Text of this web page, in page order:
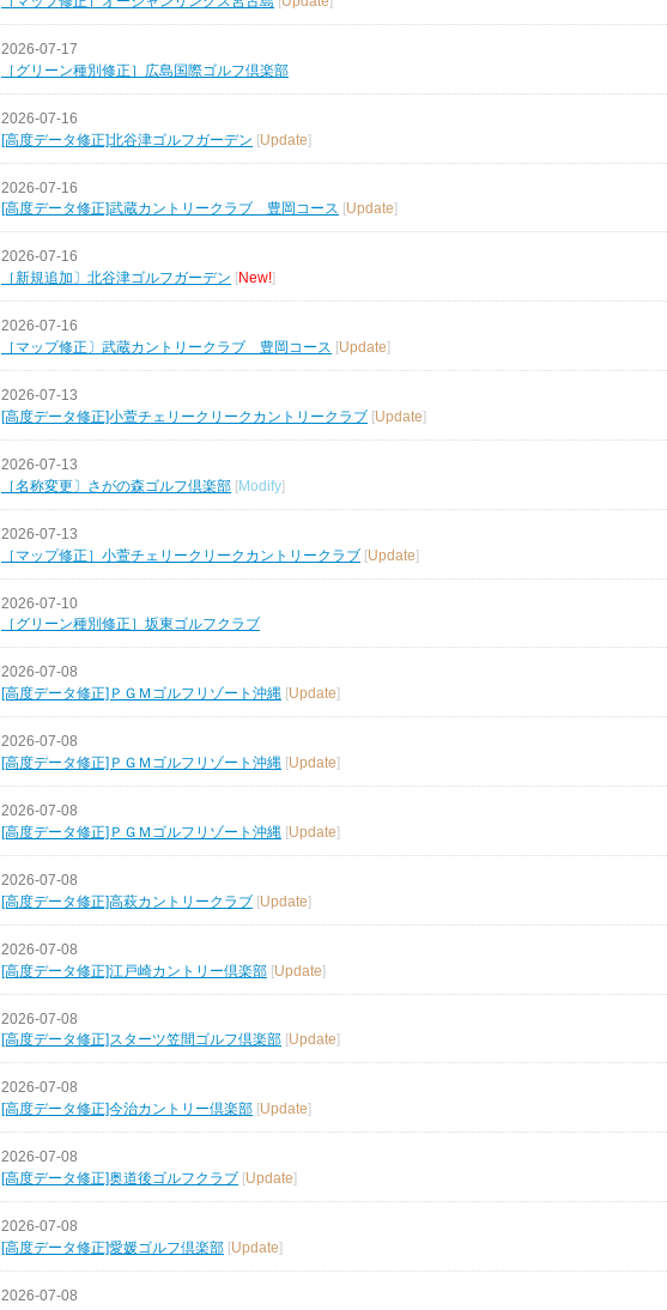
2026-07-17
［グリーン種別修正］広島国際ゴルフ倶楽部
2026-07-16
[高度データ修正]北谷津ゴルフガーデン [Update]
2026-07-16
[高度データ修正]武蔵カントリークラブ 豊岡コース [Update]
2026-07-16
［新規追加〕北谷津ゴルフガーデン [New!]
2026-07-16
［マップ修正〕武蔵カントリークラブ 豊岡コース [Update]
2026-07-13
[高度データ修正]小萱チェリークリークカントリークラブ [Update]
2026-07-13
［名称変更〕さがの森ゴルフ倶楽部 [Modify]
2026-07-13
［マップ修正］小萱チェリークリークカントリークラブ [Update]
2026-07-10
［グリーン種別修正］坂東ゴルフクラブ
2026-07-08
[高度データ修正]ＰＧＭゴルフリゾート沖縄 [Update]
2026-07-08
[高度データ修正]ＰＧＭゴルフリゾート沖縄 [Update]
2026-07-08
[高度データ修正]ＰＧＭゴルフリゾート沖縄 [Update]
2026-07-08
[高度データ修正]高萩カントリークラブ [Update]
2026-07-08
[高度データ修正]江戸崎カントリー倶楽部 [Update]
2026-07-08
[高度データ修正]スターツ笠間ゴルフ倶楽部 [Update]
2026-07-08
[高度データ修正]今治カントリー倶楽部 [Update]
2026-07-08
[高度データ修正]奥道後ゴルフクラブ [Update]
2026-07-08
[高度データ修正]愛媛ゴルフ倶楽部 [Update]
2026-07-08